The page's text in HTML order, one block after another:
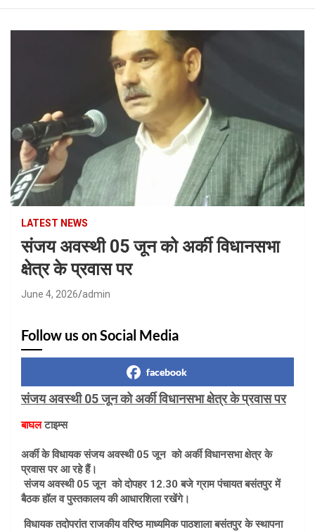
LATEST NEWS
संजय अवस्थी 05 जून को अर्की विधानसभा
क्षेत्र के प्रवास पर
June 4, 2026 admin
Follow us on Social Media
facebook
संजय अवस्थी 05 जून को अर्की विधानसभा क्षेत्र के प्रवास पर
बाघलटाइम्स
अर्की के विधायक संजय अवस्थी 05 जून को अर्की विधानसभा क्षेत्र के
प्रवास पर आ रहे हैं।
संजय अवस्थी 05 जून को दोपहर 12.30 बजे ग्राम पंचायत बसंतपुर में
बैठक हॉल व पुस्तकालय की आधारशिला रखेंगे।
विधायक तदोपरांत राजकीय वरिष्ठ माध्यमिक पाठशाला बसंतपुर के स्थापना